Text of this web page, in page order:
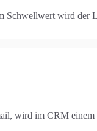
Schwellwert wird der
wird im CRM einem